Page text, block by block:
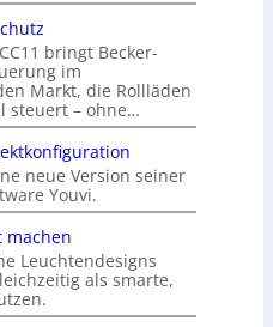
bringt Becker-
im
Markt, die Rollläden
steuert – ohne…
neue Version seiner
Youvi.
machen
Leuchtendesigns
als smarte,